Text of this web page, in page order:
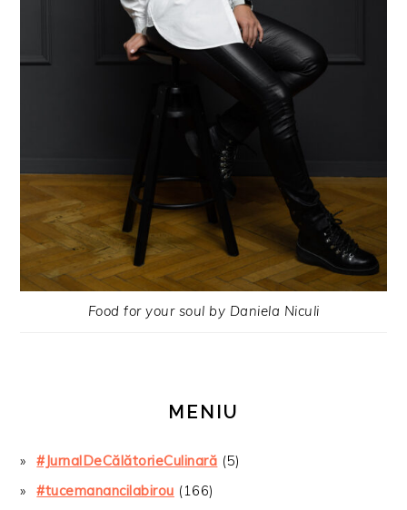
Food for your soul by Daniela Niculi
MENIU
#JurnalDeCălătorieCulinară (5)
#tucemanancilabirou (166)